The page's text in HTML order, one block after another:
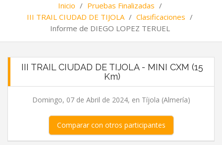
Inicio / Pruebas Finalizadas /
III TRAIL CIUDAD DE TIJOLA / Clasificaciones /
Informe de DIEGO LOPEZ TERUEL
III TRAIL CIUDAD DE TIJOLA - MINI CXM (15
Km)
Domingo, 07 de Abril de 2024, en Tíjola (Almería)
Comparar con otros participantes